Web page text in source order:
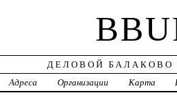
ДЕЛОВОЙ БАЛАКОВО
Адреса
Организации Карта